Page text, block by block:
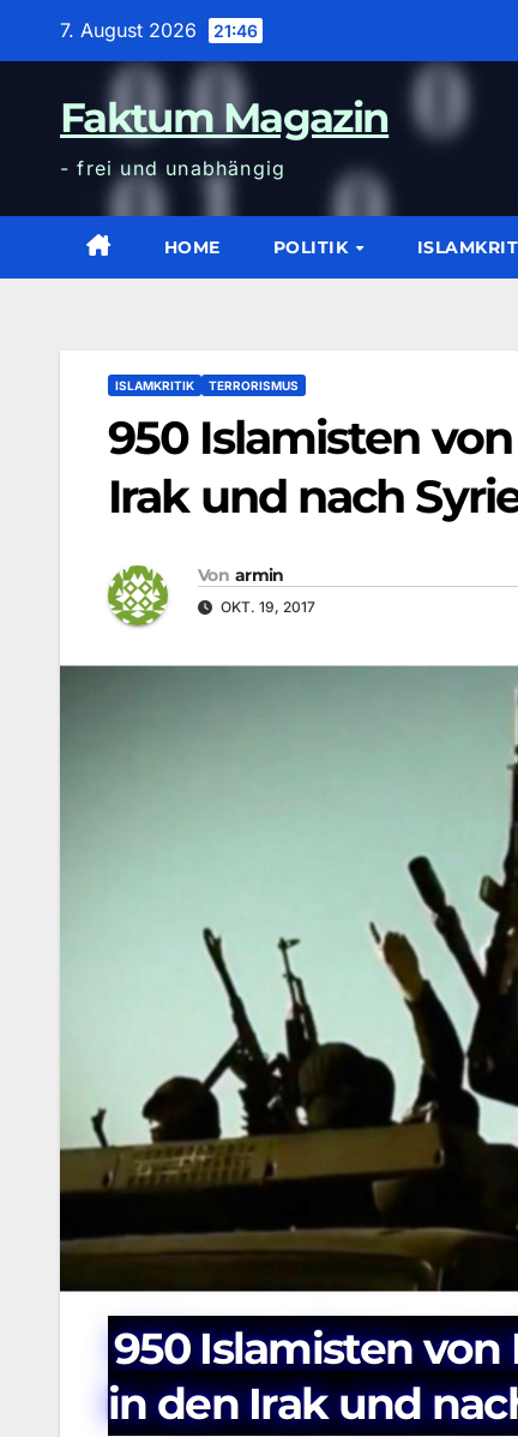
7. August 2026 21:46
Faktum Magazin
- frei und unabhängig
HOME POLITIK
ISLAMKRITIK TERRORISMUS
950 Islamisten
Irak und nach
Von armin
OKT. 19, 2017
950 Islamisten
in den Irak und